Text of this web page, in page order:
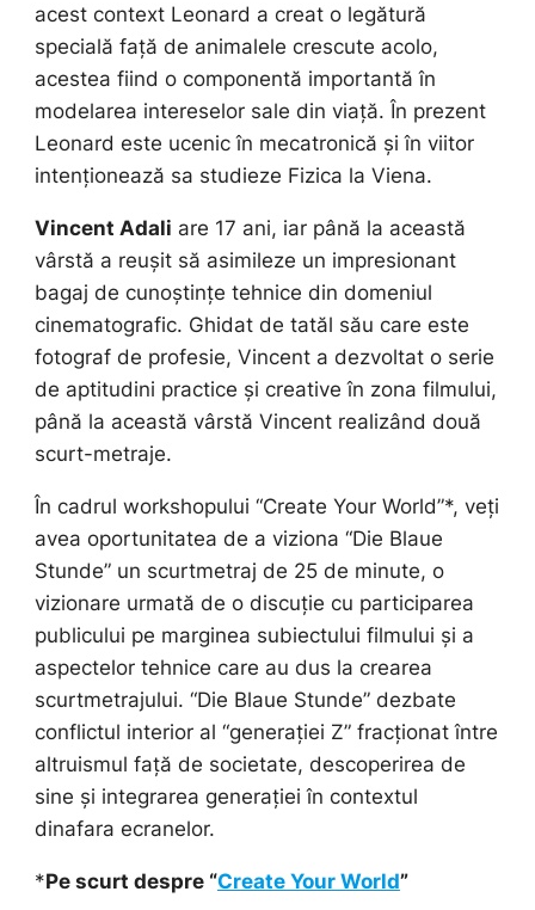
acest context Leonard a creat o legătură
specială față de animalele crescute acolo,
acestea fiind o componentă importantă în
modelarea intereselor sale din viață. În prezent
Leonard este ucenic în mecatronică și în viitor
intenționează sa studieze Fizica la Viena.
Vincent Adali are 17 ani, iar până la această
vârstă a reușit să asimileze un impresionant
bagaj de cunoștințe tehnice din domeniul
cinematografic. Ghidat de tatăl său care este
fotograf de profesie, Vincent a dezvoltat o serie
de aptitudini practice și creative în zona filmului,
până la această vârstă Vincent realizând două
scurt-metraje.
În cadrul workshopului “Create Your World”*, veți
avea oportunitatea de a viziona “Die Blaue
Stunde” un scurtmetraj de 25 de minute, o
vizionare urmată de o discuție cu participarea
publicului pe marginea subiectului filmului și a
aspectelor tehnice care au dus la crearea
scurtmetrajului. “Die Blaue Stunde” dezbate
conflictul interior al “generației Z” fracționat între
altruismul față de societate, descoperirea de
sine și integrarea generației în contextul
dinafara ecranelor.
*Pe scurt despre “Create Your World”